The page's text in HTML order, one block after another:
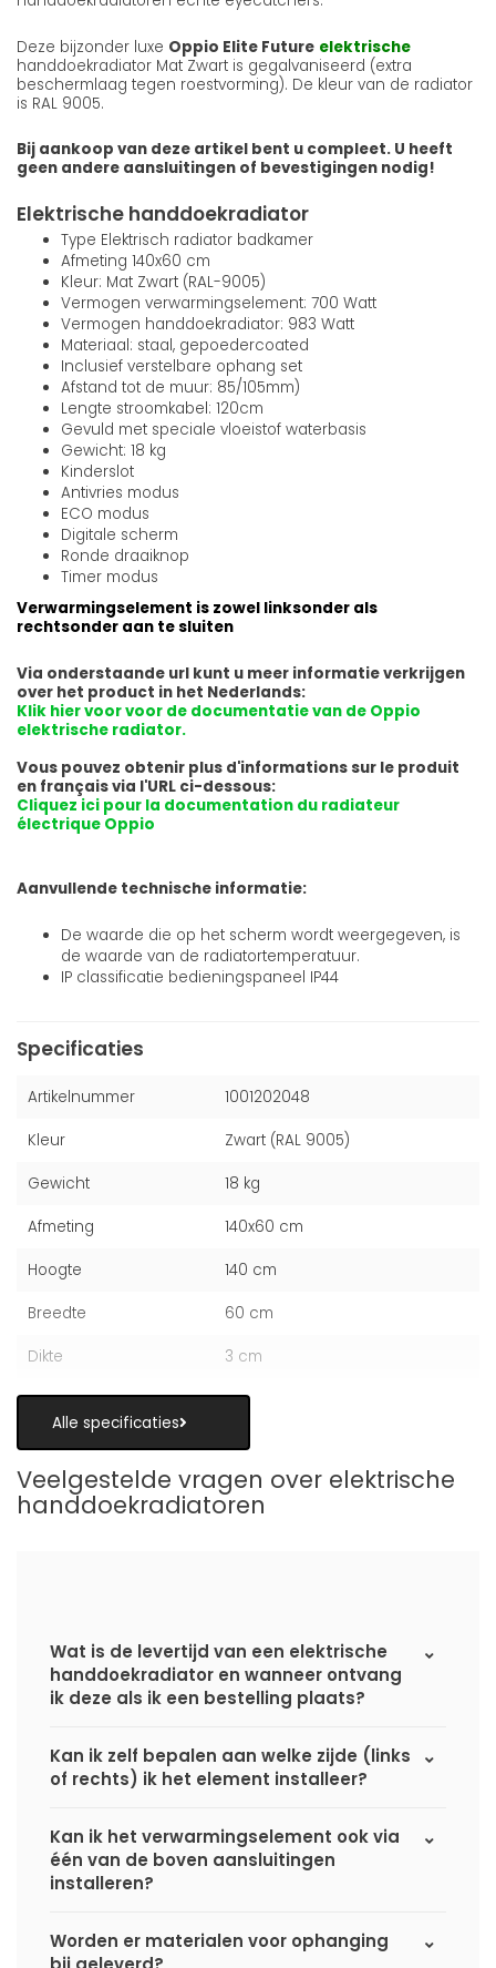
Deze bijzonder luxe Oppio Elite Future elektrische
handdoekradiator Mat Zwart is gegalvaniseerd (extra
beschermlaag tegen roestvorming). De kleur van de radiator
is RAL 9005.
Bij aankoop van deze artikel bent u compleet. U heeft
geen andere aansluitingen of bevestigingen nodig!
Elektrische handdoekradiator
Type Elektrisch radiator badkamer
Afmeting 140x60 cm
Kleur: Mat Zwart (RAL-9005)
Vermogen verwarmingselement: 700 Watt
Vermogen handdoekradiator: 983 Watt
Materiaal: staal, gepoedercoated
Inclusief verstelbare ophang set
Afstand tot de muur: 85/105mm)
Lengte stroomkabel: 120cm
Gevuld met speciale vloeistof waterbasis
Gewicht: 18 kg
Kinderslot
Antivries modus
ECO modus
Digitale scherm
Ronde draaiknop
Timer modus
Verwarmingselement is zowel linksonder als
rechtsonder aan te sluiten
Via onderstaande url kunt u meer informatie verkrijgen
over het product in het Nederlands:
Klik hier voor voor de documentatie van de Oppio
elektrische radiator.
Vous pouvez obtenir plus d'informations sur le produit
en français via l'URL ci-dessous:
Cliquez ici pour la documentation du radiateur
électrique Oppio
Aanvullende technische informatie:
De waarde die op het scherm wordt weergegeven, is
de waarde van de radiatortemperatuur.
IP classificatie bedieningspaneel IP44
Specificaties
Artikelnummer 1001202048
Kleur Zwart (RAL 9005)
Gewicht 18 kg
Afmeting 140x60 cm
Hoogte 140 cm
Breedte 60 cm
Dikte 3 cm
Alle specificaties
Veelgestelde vragen over elektrische
handdoekradiatoren
Wat is de levertijd van een elektrische
handdoekradiator en wanneer ontvang
ik deze als ik een bestelling plaats?
Kan ik zelf bepalen aan welke zijde (links
of rechts) ik het element installeer?
Kan ik het verwarmingselement ook via
één van de boven aansluitingen
installeren?
Worden er materialen voor ophanging